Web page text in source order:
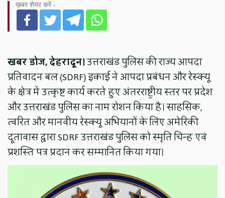
ख़बर शेयर करें -
खबर डोज, देहरादून।उत्तराखंड पुलिस की राज्य आपदा
प्रतिवादन बल (SDRF) इकाई ने आपदा प्रबंधन और रेस्क्यू
के क्षेत्र में उत्कृष्ट कार्य करते हुए अंतरराष्ट्रीय स्तर पर प्रदेश
और उत्तराखंड पुलिस का नाम रोशन किया है। साहसिक,
त्वरित और मानवीय रेस्क्यू अभियानों के लिए अमेरिकी
दूतावास द्वारा SDRF उत्तराखंड पुलिस को स्मृति चिन्ह एवं
प्रशस्ति पत्र प्रदान कर सम्मानित किया गया।